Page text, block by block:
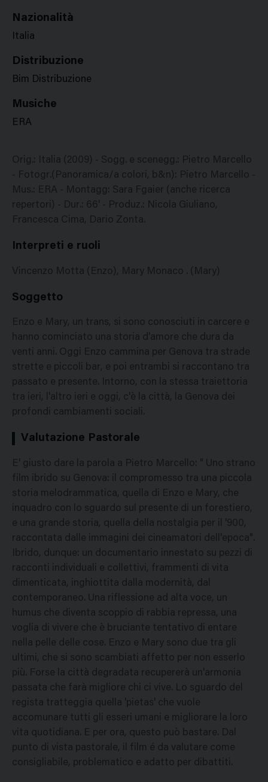
Nazionalità
Italia
Distribuzione
Bim Distribuzione
Musiche
ERA
Orig.: Italia (2009) - Sogg. e scenegg.: Pietro Marcello
- Fotogr.(Panoramica/a colori, b&n): Pietro Marcello -
Mus.: ERA - Montagg: Sara Fgaier (anche ricerca
repertori) - Dur.: 66' - Produz.: Nicola Giuliano,
Francesca Cima, Dario Zonta.
Interpreti e ruoli
Vincenzo Motta (Enzo), Mary Monaco . (Mary)
Soggetto
Enzo e Mary, un trans, si sono conosciuti in carcere e
hanno cominciato una storia d'amore che dura da
venti anni. Oggi Enzo cammina per Genova tra strade
strette e piccoli bar, e poi entrambi si raccontano tra
passato e presente. Intorno, con la stessa traiettoria
tra ieri, l'altro ieri e oggi, c'è la città, la Genova dei
profondi cambiamenti sociali.
Valutazione Pastorale
E' giusto dare la parola a Pietro Marcello: " Uno strano
film ibrido su Genova: il compromesso tra una piccola
storia melodrammatica, quella di Enzo e Mary, che
inquadro con lo sguardo sul presente di un forestiero,
e una grande storia, quella della nostalgia per il '900,
raccontata dalle immagini dei cineamatori dell'epoca".
Ibrido, dunque: un documentario innestato su pezzi di
racconti individuali e collettivi, frammenti di vita
dimenticata, inghiottita dalla modernità, dal
contemporaneo. Una riflessione ad alta voce, un
humus che diventa scoppio di rabbia repressa, una
voglia di vivere che è bruciante tentativo di entare
nella pelle delle cose. Enzo e Mary sono due tra gli
ultimi, che si sono scambiati affetto per non esserlo
più. Forse la città degradata recupererà un'armonia
passata che farà migliore chi ci vive. Lo sguardo del
regista tratteggia quella 'pietas' che vuole
accomunare tutti gli esseri umani e migliorare la loro
vita quotidiana. E per ora, questo può bastare. Dal
punto di vista pastorale, il film é da valutare come
consigliabile, problematico e adatto per dibattiti.